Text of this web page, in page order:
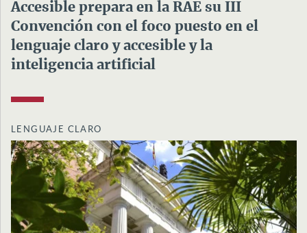
Accesible prepara en la RAE su III
Convención con el foco puesto en el
lenguaje claro y accesible y la
inteligencia artificial
LENGUAJE CLARO